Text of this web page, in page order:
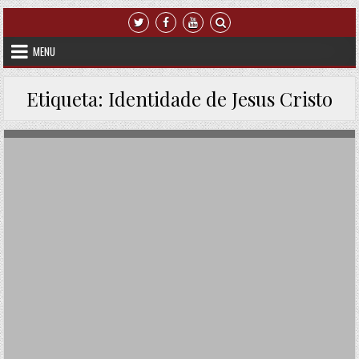
Skip to content
MENU
Etiqueta: Identidade de Jesus Cristo